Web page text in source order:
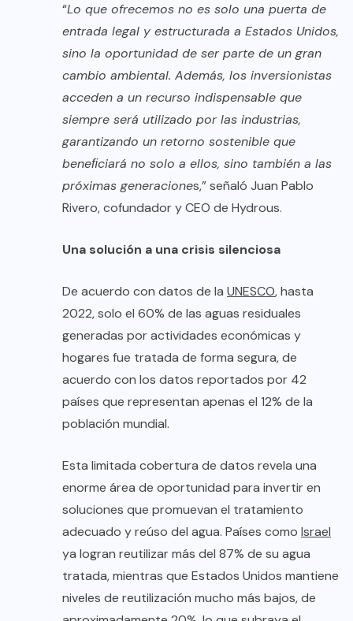
“Lo que ofrecemos no es solo una puerta de
entrada legal y estructurada a Estados Unidos,
sino la oportunidad de ser parte de un gran
cambio ambiental. Además, los inversionistas
acceden a un recurso indispensable que
siempre será utilizado por las industrias,
garantizando un retorno sostenible que
beneﬁciará no solo a ellos, sino también a las
próximas generaciones,” señaló Juan Pablo
Rivero, cofundador y CEO de Hydrous.
Una solución a una crisis silenciosa
De acuerdo con datos de la UNESCO, hasta
2022, solo el 60% de las aguas residuales
generadas por actividades económicas y
hogares fue tratada de forma segura, de
acuerdo con los datos reportados por 42
países que representan apenas el 12% de la
población mundial.
Esta limitada cobertura de datos revela una
enorme área de oportunidad para invertir en
soluciones que promuevan el tratamiento
adecuado y reúso del agua. Países como Israel
ya logran reutilizar más del 87% de su agua
tratada, mientras que Estados Unidos mantiene
niveles de reutilización mucho más bajos, de